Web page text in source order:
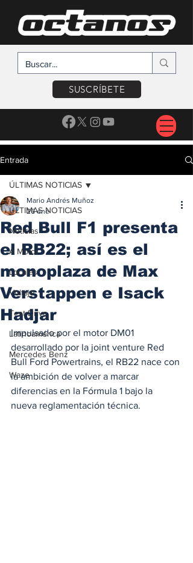
SUSCRÍBETE
Entrada
ÚLTIMAS NOTICIAS
Noticias
A Motor
Locales
Voltaje
Test Drive
Latinoamérica
Mercedes Benz
Waze
ÚLTIMAS NOTICIAS
Red Bull F1 presenta
el RB22; así es el
monoplaza de Max
Verstappen e Isack
Hadjar
Mario Andrés Muñoz
26 ene
Impulsado por el motor DM01
desarrollado por la joint venture Red
Bull Ford Powertrains, el RB22 nace con
la ambición de volver a marcar
diferencias en la Fórmula 1 bajo la
nueva reglamentación técnica.